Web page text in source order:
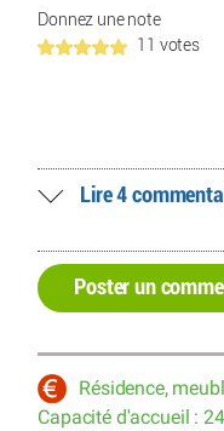
Donnez une note
11 votes
Lire 4
Poster un
Résidence,
Capacité d'accueil :